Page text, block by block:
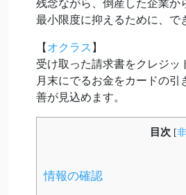
残念ながら、倒産した企業か
最小限度に抑えるために、で
【 オクラス 】
受け取った請求書をクレジッ
月末にでるお金をカードの
善が見込めます。
目次 [
情報の確認